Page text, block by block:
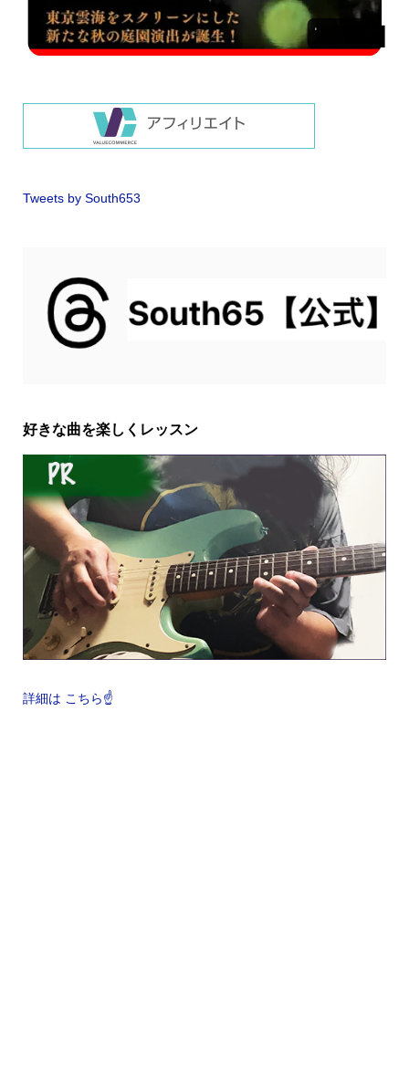
Tweets by South653
好きな曲を楽しくレッスン
詳細は こちら☝️